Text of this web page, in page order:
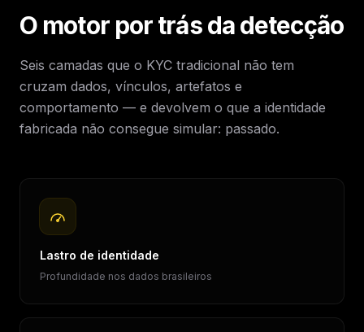
O motor por trás da detecção
Seis camadas que o KYC tradicional não tem
cruzam dados, vínculos, artefatos e
comportamento — e devolvem o que a identidade
fabricada não consegue simular: passado.
Lastro de identidade
Profundidade nos dados brasileiros